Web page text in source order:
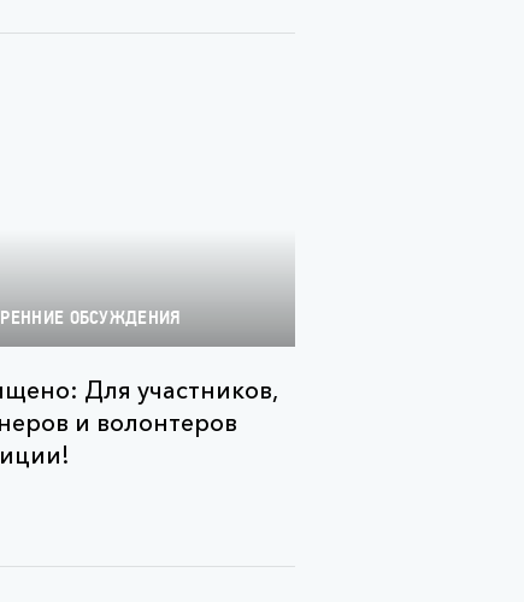
ОБСУЖДЕНИЯ
Для участников,
и волонтеров